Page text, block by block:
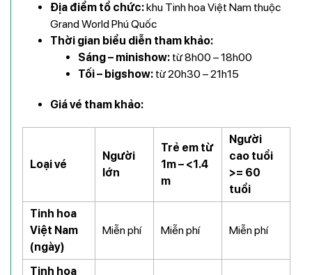
Địa điểm tổ chức:khu Tinh hoa Việt Nam thuộc
Grand World Phú Quốc
Thời gian biểu diễn tham khảo:
Sáng – minishow: từ 8h00 – 18h00
Tối – bigshow: từ 20h30 – 21h15
Giá vé tham khảo:
Loại vé
Người
lớn
Trẻ em từ
1m – <1.4
m
Người
cao tuổi
>= 60
tuổi
Tinh hoa
Việt Nam
(ngày)
Miễn phí Miễn phí Miễn phí
Tinh hoa